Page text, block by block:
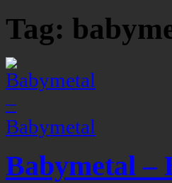
Tag:
Babymetal –